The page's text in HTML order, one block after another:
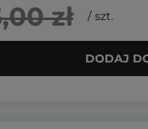
zł / szt.
DODAJ